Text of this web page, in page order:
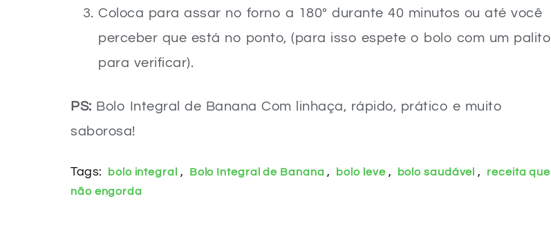
Coloca para assar no forno a 180º durante 40 minutos ou até você
perceber que está no ponto, (para isso espete o bolo com um palito
para verificar).
PS: Bolo Integral de Banana Com linhaça, rápido, prático e muito
saborosa!
Tags: bolo integral , Bolo Integral de Banana , bolo leve , bolo saudável ,
receita que
não engorda